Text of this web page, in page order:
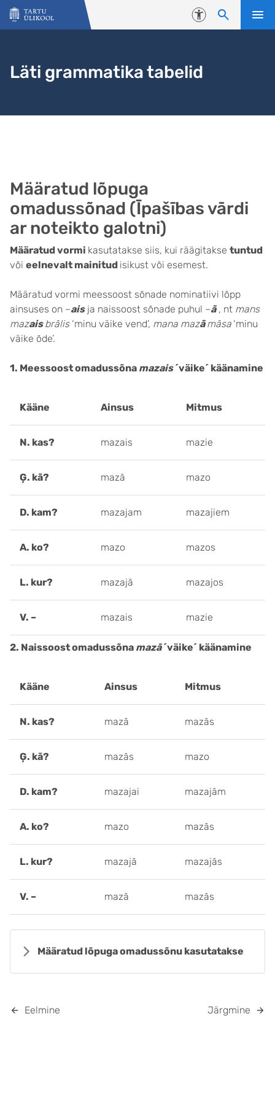
Liigu edasi põhisisu juurde
Juurdepääsetavus
Läti grammatika tabelid
Määratud lõpuga
omadussõnad (Īpašības vārdi
ar noteikto galotni)
Määratud vormi kasutatakse siis, kui räägitakse tuntud
või eelnevalt mainitud isikust või esemest.
Määratud vormi meessoost sõnade nominatiivi lõpp
ainsuses on –aisja naissoost sõnade puhul –ā , nt mans
mazaisbrālis‘minu väike vend’, mana mazāmāsa ‘minu
väike õde’.
1. Meessoost omadussõna mazais´väike´ käänamine
Kääne Ainsus Mitmus
N. kas? mazais mazie
Ģ. kā? mazā mazo
D. kam? mazajam mazajiem
A. ko? mazo mazos
L. kur? mazajā mazajos
V. – mazais mazie
2. Naissoost omadussõna mazā´väike´ käänamine
Kääne Ainsus Mitmus
N. kas? mazā mazās
Ģ. kā? mazās mazo
D. kam? mazajai mazajām
A. ko? mazo mazās
L. kur? mazajā mazajās
V. – mazā mazās
Määratud lõpuga omadussõnu kasutatakse
Eelmine Järgmine